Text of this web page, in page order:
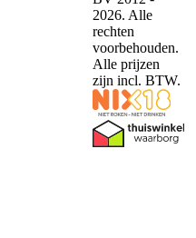
2026. Alle
rechten
voorbehouden.
Alle prijzen
zijn incl. BTW.